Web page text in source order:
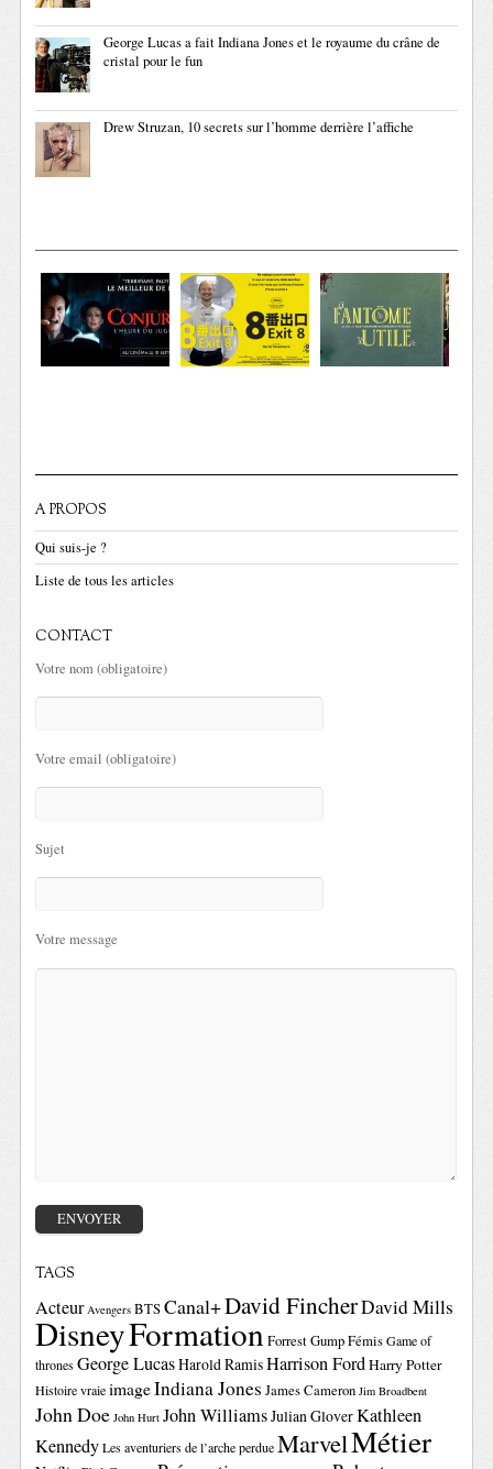
George Lucas a fait Indiana Jones et le royaume du crâne de
cristal pour le fun
Drew Struzan, 10 secrets sur l’homme derrière l’affiche
A PROPOS
Qui suis-je ?
Liste de tous les articles
CONTACT
Votre nom (obligatoire)
Votre email (obligatoire)
Sujet
Votre message
TAGS
Acteur Avengers BTSCanal+David FincherDavid Mills
DisneyFormation Forrest GumpFémis Game of
thrones George LucasHarold RamisHarrison FordHarry Potter
Histoire vraie imageIndiana Jones James Cameron Jim Broadbent
John Doe John Hurt John WilliamsJulian GloverKathleen
Kennedy Les aventuriers de l’arche perdue MarvelMétier